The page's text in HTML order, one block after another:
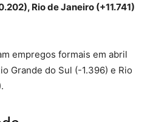
Rio de Janeiro (+11.741)
empregos formais em abril
Grande do Sul (-1.396) e Rio